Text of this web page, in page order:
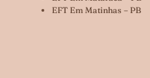
EFT Em Matinhas – PB